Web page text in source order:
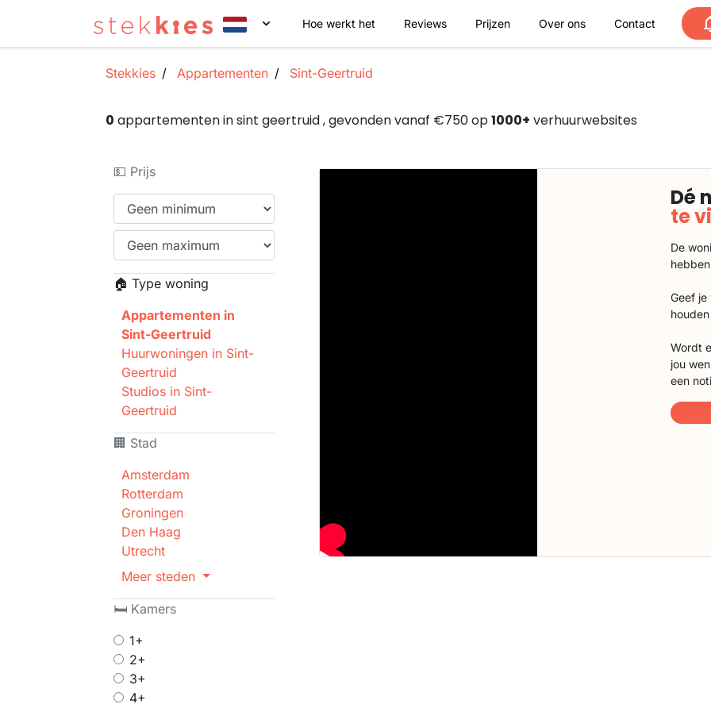
Hoe werkt het Reviews Prijzen Over ons Contact
Stekkies Appartementen Sint-Geertruid
0 appartementen in sint geertruid , gevonden vanaf €750 op1000+ verhuurwebsites
💵 Prijs
🏠 Type woning
Appartementen in
Sint-Geertruid
Huurwoningen in Sint-
Geertruid
Studios in Sint-
Geertruid
🏢 Stad
Amsterdam
Rotterdam
Groningen
Den Haag
Utrecht
Meer steden
🛏 Kamers
1+
2+
3+
4+
Dé
te
De
Geef
Wordt
jou
een